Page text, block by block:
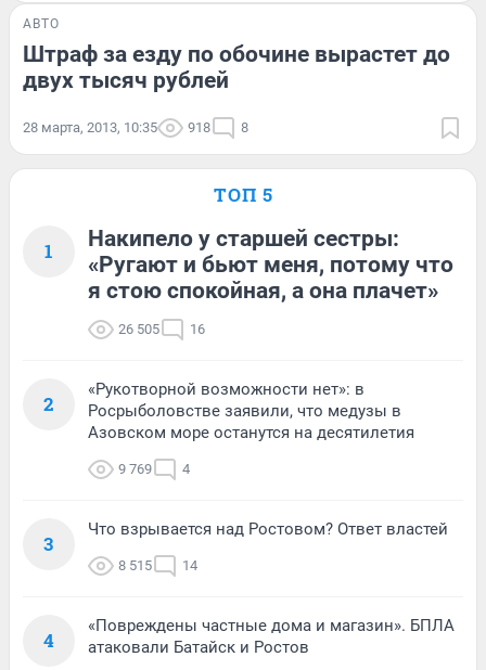
АВТО
Штраф за езду по обочине вырастет до
двух тысяч рублей
28 марта, 2013, 10:35 918 8
ТОП 5
1
Накипело у старшей сестры:
«Ругают и бьют меня, потому что
я стою спокойная, а она плачет»
26 505 16
2
«Рукотворной возможности нет»: в
Росрыболовстве заявили, что медузы в
Азовском море останутся на десятилетия
9 769 4
3
Что взрывается над Ростовом? Ответ властей
8 515 14
4
«Повреждены частные дома и магазин». БПЛА
атаковали Батайск и Ростов